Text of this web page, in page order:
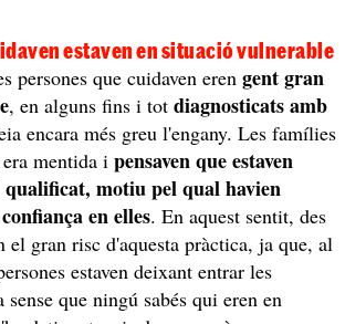
estaven en situació vulnerable
persones que cuidaven erengent gran
, en alguns fins i totdiagnosticats amb
encara més greu l'engany. Les famílies
era mentida ipensaven que estaven
motiu pel qual havien
en elles. En aquest sentit, des
el gran risc d'aquesta pràctica, ja que, al
estaven deixant entrar les
sense que ningú sabés qui eren en